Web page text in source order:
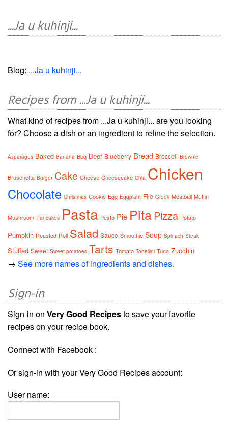
...Ja u kuhinji...
Blog: ...Ja u kuhinji...
Recipes from ...Ja u kuhinji...
What kind of recipes from ...Ja u kuhinji... are you looking
for? Choose a dish or an ingredient to refine the selection.
Asparagus Baked Banana Bbq Beef Blueberry Bread Broccoli Brownie
Bruschetta Burger Cake Cheese Cheesecake Chia Chicken
Chocolate Christmas Cookie Egg Eggplant File Greek Meatball Muffin
Mushroom Pancakes Pasta Pesto Pie PitaPizza Potato
Pumpkin Roasted Roll Salad Sauce Smoothie Soup Spinach Steak
Stuffed Sweet Sweet potatoes Tarts Tomato Tortellini Tuna Zucchini
→ See more names of ingredients and dishes.
Sign-in
Sign-in on Very Good Recipesto save your favorite
recipes on your recipe book.
Connect with Facebook :
Or sign-in with your Very Good Recipes account:
User name: